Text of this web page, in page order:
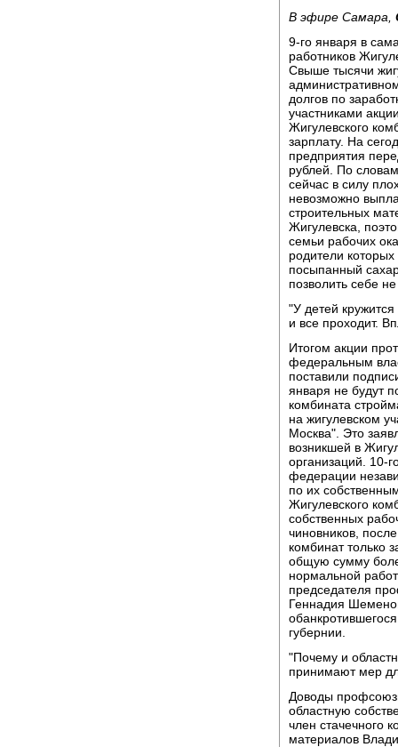
В эфире Самара,
9-го января в
работников
Свыше тысячи
долгов по
участниками
Жигулевского
зарплату. На
предприятия
рублей. По
сейчас в силу
невозможно
строительных
Жигулевска,
семьи рабочих
родители
посыпанный
позволить себе
"У детей
и все проходит.
Итогом акции
федеральным
поставили
января не будут
комбината
на жигулевском
Москва". Это
возникшей в
организаций. 10-
федерации
по их
Жигулевского
собственных
чиновников,
комбинат только
общую сумму
нормальной
председателя
Геннадия
губернии.
"Почему и
принимают мер
Доводы
областную
член стачечного
материалов